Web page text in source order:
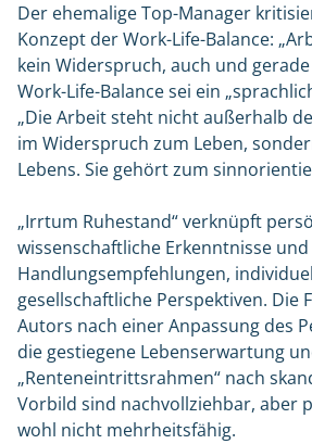
Der ehemalige Top-Manager
Konzept der Work-Life-Balance:
kein Widerspruch, auch und
Work-Life-Balance sei ein
„Die Arbeit steht nicht außerhalb
im Widerspruch zum Leben,
Lebens. Sie gehört zum
„Irrtum Ruhestand“ verknüpft
wissenschaftliche Erkenntnisse
Handlungsempfehlungen,
gesellschaftliche Perspektiven. Die
Autors nach einer Anpassung des
die gestiegene Lebenserwartung
„Renteneintrittsrahmen“ nach
Vorbild sind nachvollziehbar, aber
wohl nicht mehrheitsfähig.